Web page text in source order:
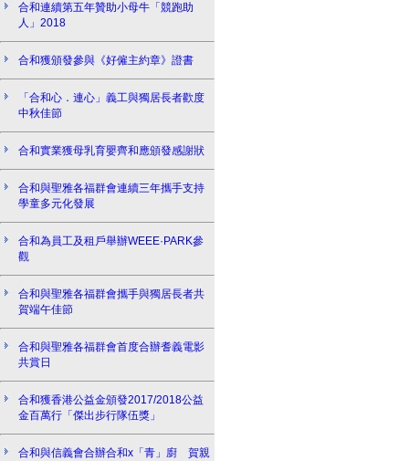
合和連續第五年贊助小母牛「競跑助
人」2018
合和獲頒發參與《好僱主約章》證書
「合和心．連心」義工與獨居長者歡度
中秋佳節
合和實業獲母乳育嬰齊和應頒發感謝狀
合和與聖雅各福群會連續三年攜手支持
學童多元化發展
合和為員工及租戶舉辦WEEE·PARK參
觀
合和與聖雅各福群會攜手與獨居長者共
賀端午佳節
合和與聖雅各福群會首度合辦耆義電影
共賞日
合和獲香港公益金頒發2017/2018公益
金百萬行「傑出步行隊伍獎」
合和與信義會合辦合和x「青」廚 賀親